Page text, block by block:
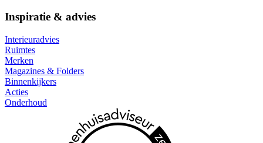
Inspiratie & advies
Interieuradvies
Ruimtes
Merken
Magazines & Folders
Binnenkijkers
Acties
Onderhoud